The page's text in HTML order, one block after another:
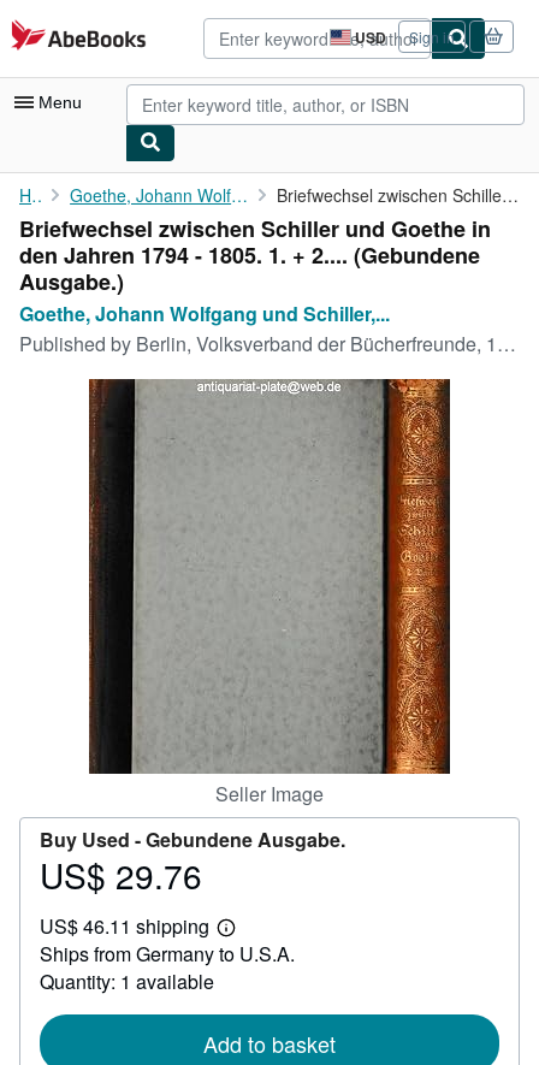
Skip to main content
AbeBooks.com USD
Site
shopping
preferences
Sign in
Menu
My Account
My Purchases
Advanced Search
Browse Collections
Art & Collectibles
Textbooks
Start Selling
Home Goethe, Johann Wolfgang und Schiller, Friedrich: Briefwechsel zwischen Schiller und Goethe in den Jahren 1794 - ...
Briefwechsel zwischen Schiller und Goethe in
den Jahren 1794 - 1805. 1. + 2.... (Gebundene
Ausgabe.)
Goethe, Johann Wolfgang und Schiller,...
Published by Berlin, Volksverband der Bücherfreunde, 1924
Seller Image
Buy Used -Gebundene Ausgabe.
Price
29.76
US$ 29.76
US$ 46.11 shipping
Learn
more
Ships from Germany to U.S.A.
Quantity: 1 available
Add to basket